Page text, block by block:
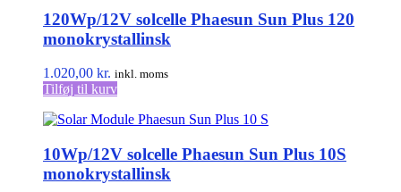
120Wp/12V solcelle Phaesun Sun Plus 120
monokrystallinsk
1.020,00 kr. inkl. moms
Tilføj til kurv
10Wp/12V solcelle Phaesun Sun Plus 10S
monokrystallinsk